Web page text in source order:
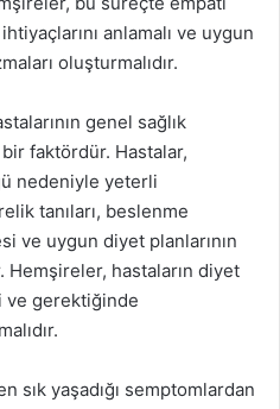
anlamalı ve uygun
oluşturmalıdır.
genel sağlık
faktördür. Hastalar,
nedeniyle yeterli
tanıları, beslenme
ve uygun diyet planlarının
hastaların diyet
ve gerektiğinde
sık yaşadığı semptomlardan